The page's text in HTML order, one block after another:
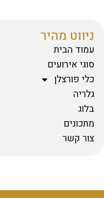
ניווט מהיר
עמוד הבית
סוגי אירועים
כלי פורצלן
גלריה
בלוג
מתכונים
צור קשר